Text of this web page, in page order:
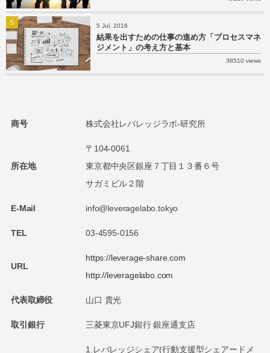
5 Jul, 2016
結果を出すための仕事の進め方「プロセスマネ
ジメント」の考え方と基本
38510 views
5
商号 株式会社レバレッジラボ-研究所
所在地
〒104-0061
東京都中央区銀座７丁目１３番６号
サガミビル２階
E-Mail info@leveragelabo.tokyo
TEL 03-4595-0156
URL
https://leverage-share.com
http://leveragelabo.com
代表取締役 山口 貴光
取引銀行 三菱東京UFJ銀行 銀座通支店
1.レバレッジシェア(行動支援型シェアードメ